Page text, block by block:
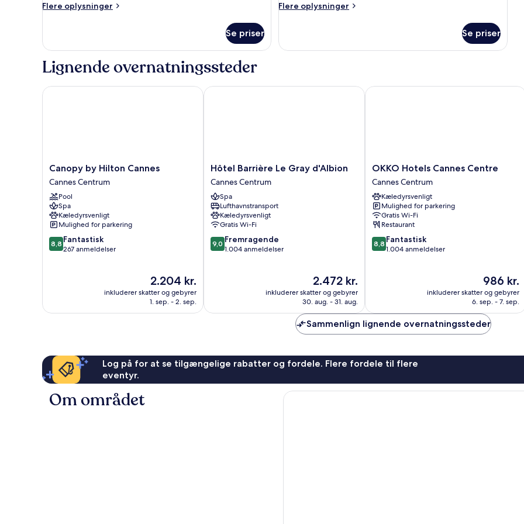
Flere oplysninger
Flere
Se priser
Flere oplysninger
Flere
Se priser
Lignende overnatningssteder
Canopy
by
Hilton
Cannes
Cannes
Centrum
Canopy by Hilton Cannes
Cannes Centrum
Pool
Spa
Kæledyrsvenligt
Mulighed for parkering
8.8
ud
8,8 Fantastisk
267 anmeldelser
Prisen
er
2.204 kr.
2.204 kr.
inkluderer skatter og gebyrer
1. sep. - 2. sep.
Canopy by Hilton Cannes
Hôtel
Barrière
Le
Gray
d'Albion
Cannes
Centrum
Hôtel Barrière Le Gray d'Albion
Cannes Centrum
Spa
Lufthavnstransport
Kæledyrsvenligt
Gratis Wi-Fi
9.0
ud
9,0 Fremragende
1.004 anmeldelser
Prisen
er
2.472 kr.
2.472 kr.
inkluderer skatter og gebyrer
30. aug. - 31. aug.
Hôtel Barrière Le Gray d'Albion
OKKO
Hotels
Cannes
Centre
Cannes
Centrum
OKKO Hotels Cannes Centre
Cannes Centrum
Kæledyrsvenligt
Mulighed for parkering
Gratis Wi-Fi
Restaurant
8.8
ud
8,8 Fantastisk
1.004 anmeldelser
Prisen
er
986 kr.
986 kr.
inkluderer skatter og gebyrer
6. sep. - 7. sep.
OKKO Hotels Cannes Centre
Sammenlign lignende overnatningssteder
Log på for at se tilgængelige rabatter og fordele. Flere fordele til flere
eventyr.
Om området